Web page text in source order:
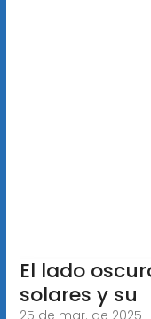
El lado
solares y su
25 de mar. de 2025